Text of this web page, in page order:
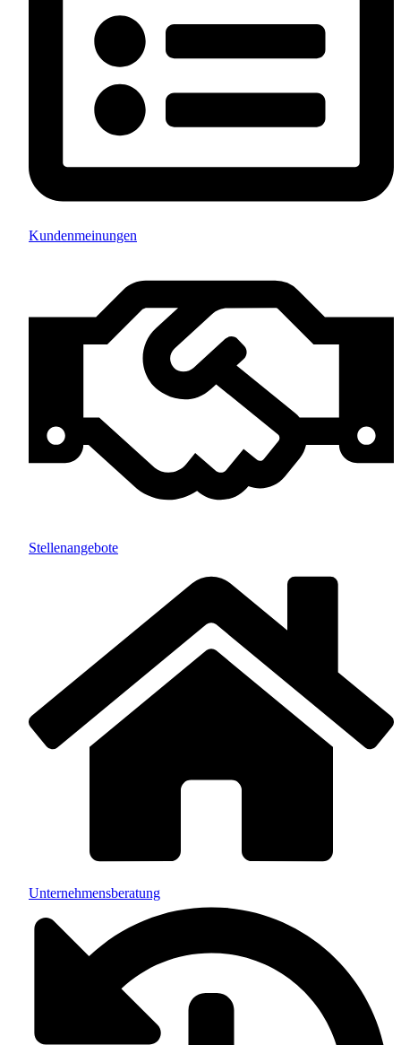
Kundenmeinungen
Stellenangebote
Unternehmensberatung